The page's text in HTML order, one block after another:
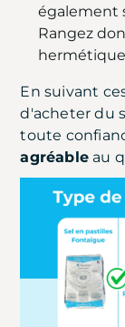
également
Rangez
En suivant
d'acheter du
toute
agréable au